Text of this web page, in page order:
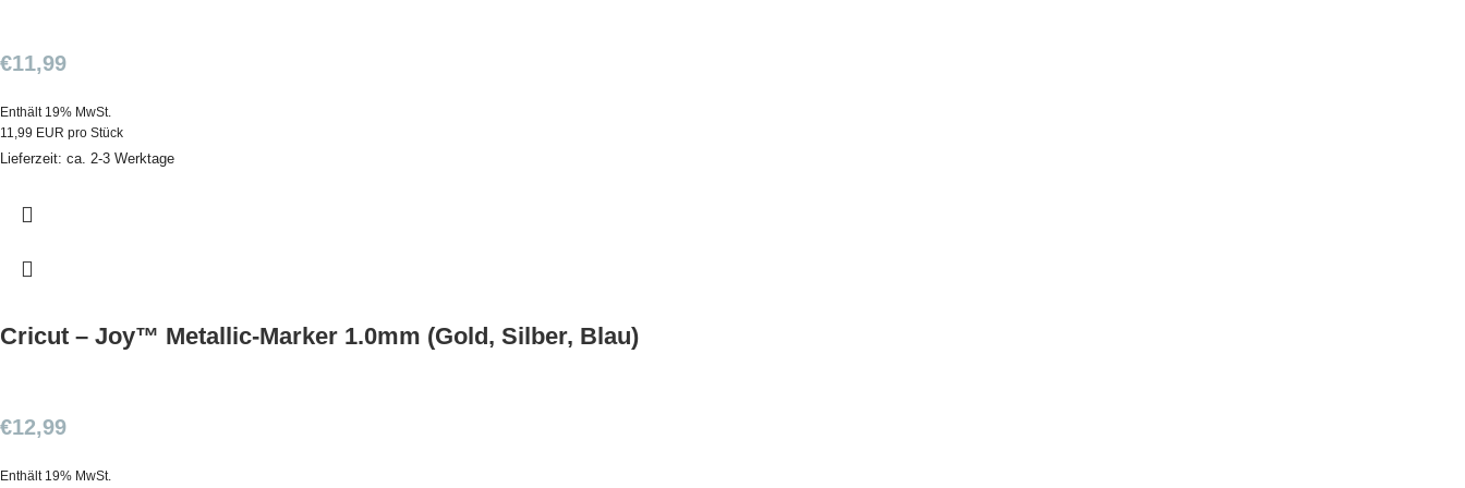
€11,99
Enthält 19% MwSt.
11,99 EUR pro Stück
Lieferzeit: ca. 2-3 Werktage
Cricut – Joy™ Metallic-Marker 1.0mm (Gold, Silber, Blau)
€12,99
Enthält 19% MwSt.